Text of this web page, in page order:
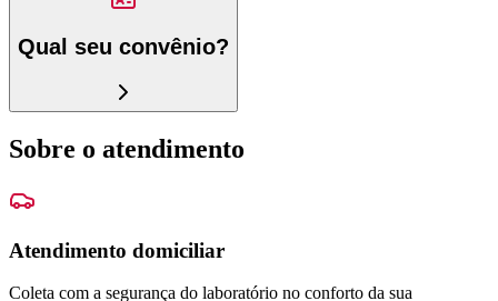
Qual seu convênio?
Sobre o atendimento
Atendimento domiciliar
Coleta com a segurança do laboratório no conforto da sua